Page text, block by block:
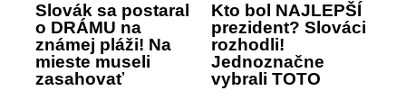
Slovák sa postaral
o DRÁMU na
známej pláži! Na
mieste museli
zasahovať
Kto bol NAJLEPŠÍ
prezident? Slováci
rozhodli!
Jednoznačne
vybrali TOTO